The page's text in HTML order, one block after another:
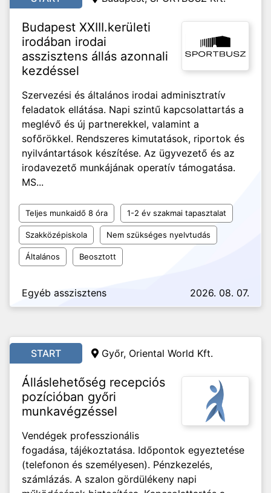
Budapest XXIII.kerületi
irodában irodai
asszisztens állás azonnali
kezdéssel
Szervezési és általános irodai adminisztratív
feladatok ellátása. Napi szintű kapcsolattartás a
meglévő és új partnerekkel, valamint a
sofőrökkel. Rendszeres kimutatások, riportok és
nyilvántartások készítése. Az ügyvezető és az
irodavezető munkájának operatív támogatása.
MS...
Teljes munkaidő 8 óra 1-2 év szakmai tapasztalat
Szakközépiskola Nem szükséges nyelvtudás
Általános Beosztott
Egyéb asszisztens 2026. 08. 07.
START Győr, Oriental World Kft.
Álláslehetőség recepciós
pozícióban győri
munkavégzéssel
Vendégek professzionális
fogadása, tájékoztatása. Időpontok egyeztetése
(telefonon és személyesen). Pénzkezelés,
számlázás. A szalon gördülékeny napi